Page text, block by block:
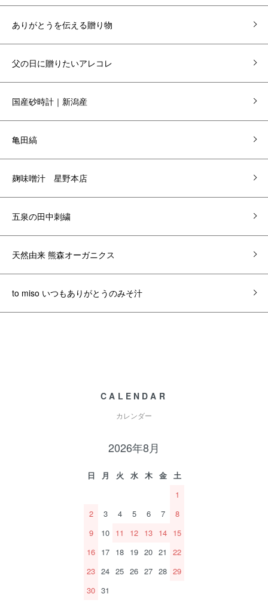
ありがとうを伝える贈り物
父の日に贈りたいアレコレ
国産砂時計｜新潟産
亀田縞
麹味噌汁 星野本店
五泉の田中刺繍
天然由来 熊森オーガニクス
to miso いつもありがとうのみそ汁
CALENDAR
カレンダー
2026年8月
日 月 火 水 木 金
土
1
2
3 4 5 6 7
8
9
10 11 12 13 14 15
16 17 18 19 20 21
22
23 24 25 26 27 28 29
30 31